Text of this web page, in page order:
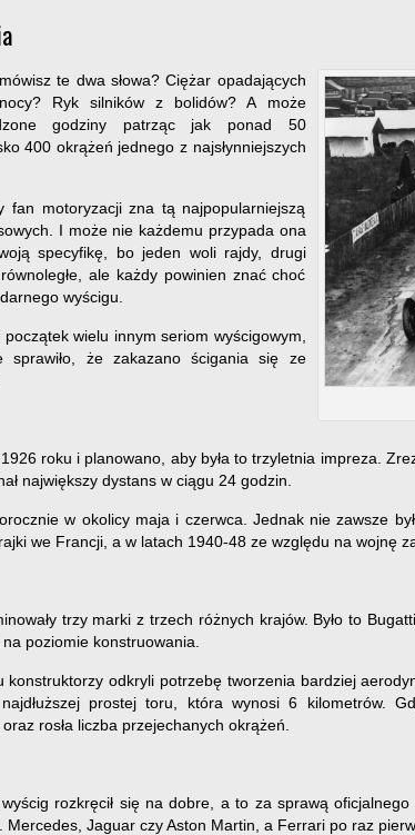
te dwa słowa? Ciężar opadających
Ryk silników z bolidów? A może
godziny patrząc jak ponad 50
400 okrążeń jednego z najsłynniejszych
fan motoryzacji zna tą najpopularniejszą
I może nie każdemu przypada ona
specyfikę, bo jeden woli rajdy, drugi
ale każdy powinien znać choć
wyścigu.
wielu innym seriom wyścigowym,
sprawiło, że zakazano ścigania się ze
roku i planowano, aby była to trzyletnia impreza.
największy dystans w ciągu 24 godzin.
w okolicy maja i czerwca. Jednak nie zawsze
we Francji, a w latach 1940-48 ze względu na wojnę
trzy marki z trzech różnych krajów. Było to
poziomie konstruowania.
konstruktorzy odkryli potrzebę tworzenia bardziej
prostej toru, która wynosi 6 kilometrów.
rosła liczba przejechanych okrążeń.
rozkręcił się na dobre, a to za sprawą
Mercedes, Jaguar czy Aston Martin, a Ferrari po raz